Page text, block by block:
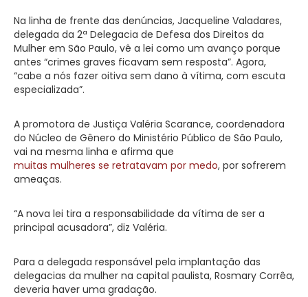
Na linha de frente das denúncias, Jacqueline Valadares,
delegada da 2ª Delegacia de Defesa dos Direitos da
Mulher em São Paulo, vê a lei como um avanço porque
antes “crimes graves ficavam sem resposta”. Agora,
“cabe a nós fazer oitiva sem dano à vítima, com escuta
especializada”.
A promotora de Justiça Valéria Scarance, coordenadora
do Núcleo de Gênero do Ministério Público de São Paulo,
vai na mesma linha e afirma que
muitas mulheres se retratavam por medo, por sofrerem
ameaças.
“A nova lei tira a responsabilidade da vítima de ser a
principal acusadora”, diz Valéria.
Para a delegada responsável pela implantação das
delegacias da mulher na capital paulista, Rosmary Corrêa,
deveria haver uma gradação.